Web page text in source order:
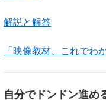
解説と解答
「映像教材、これでわ
自分でドンドン進め